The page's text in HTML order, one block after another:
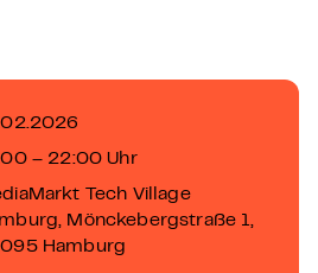
– 22:00 Uhr
Tech Village
Mönckebergstraße 1,
Hamburg